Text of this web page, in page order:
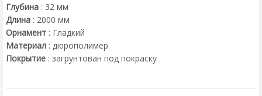
Глубина : 32 мм
Длина : 2000 мм
Орнамент : Гладкий
Материал : дюрополимер
Покрытие : загрунтован под покраску